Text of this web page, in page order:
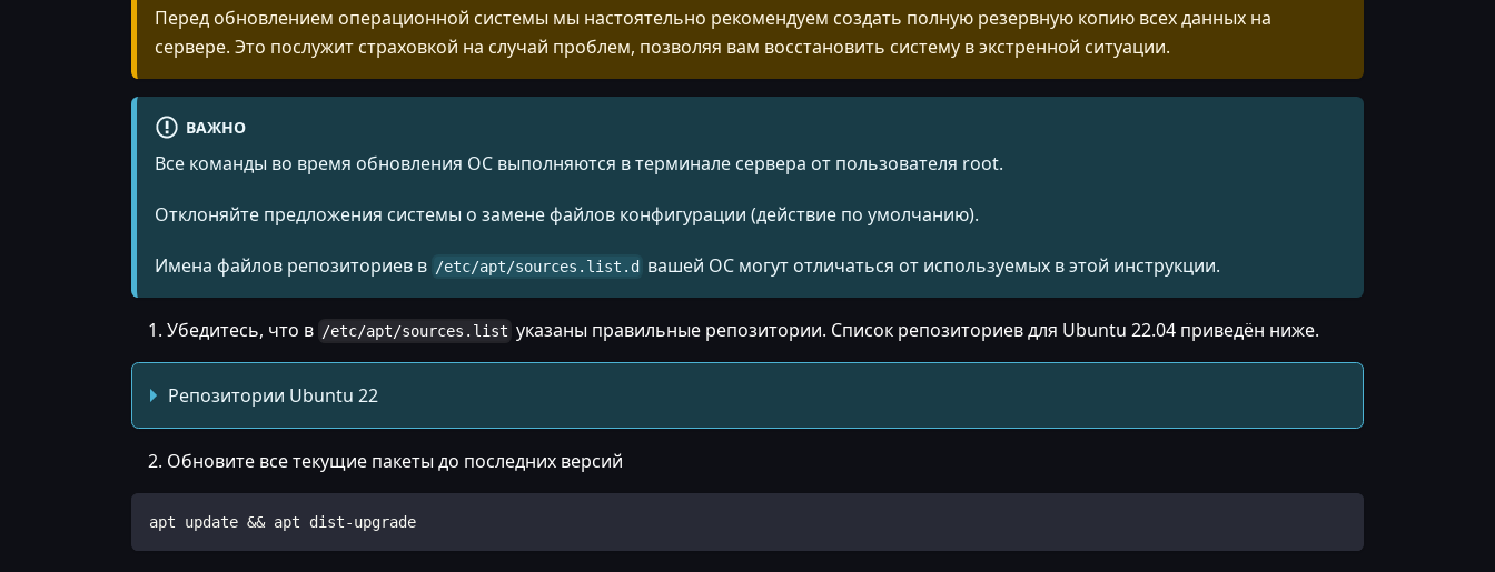
Перед обновлением операционной системы мы настоятельно рекомендуем создать полную резервную копию всех данных на
сервере. Это послужит страховкой на случай проблем, позволяя вам восстановить систему в экстренной ситуации.
ВАЖНО
Все команды во время обновления ОС выполняются в терминале сервера от пользователя root.
Отклоняйте предложения системы о замене файлов конфигурации (действие по умолчанию).
Имена файлов репозиториев в /etc/apt/sources.list.d вашей ОС могут отличаться от используемых в этой инструкции.
Убедитесь, что в /etc/apt/sources.list указаны правильные репозитории. Список репозиториев для Ubuntu 22.04 приведён ниже.
Репозитории Ubuntu 22
Обновите все текущие пакеты до последних версий
apt update && apt dist-upgrade